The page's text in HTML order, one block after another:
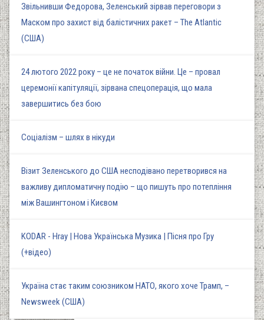
Звільнивши Федорова, Зеленський зірвав переговори з
Маском про захист від балістичних ракет – The Atlantic
(США)
24 лютого 2022 року – це не початок війни. Це – провал
церемонії капітуляції, зірвана спецоперація, що мала
завершитись без бою
Соціалізм – шлях в нікуди
Візит Зеленського до США несподівано перетворився на
важливу дипломатичну подію – що пишуть про потепління
між Вашингтоном і Києвом
KODAR - Hray | Нова Українська Музика | Пісня про Гру
(+відео)
Україна стає таким союзником НАТО, якого хоче Трамп, –
Newsweek (США)